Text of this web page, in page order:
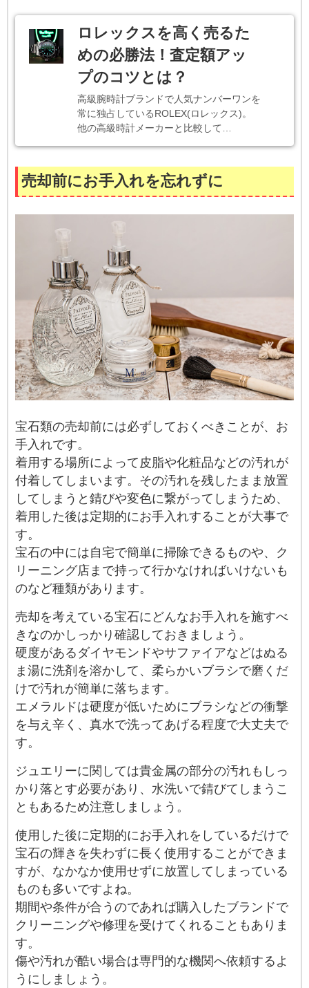
ロレックスを高く売るた
めの必勝法！査定額アッ
プのコツとは？
高級腕時計ブランドで人気ナンバーワンを
常に独占しているROLEX(ロレックス)。
他の高級時計メーカーと比較して…
売却前にお手入れを忘れずに
宝石類の売却前には必ずしておくべきことが、お
手入れです。
着用する場所によって皮脂や化粧品などの汚れが
付着してしまいます。その汚れを残したまま放置
してしまうと錆びや変色に繋がってしまうため、
着用した後は定期的にお手入れすることが大事で
す。
宝石の中には自宅で簡単に掃除できるものや、ク
リーニング店まで持って行かなければいけないも
のなど種類があります。
売却を考えている宝石にどんなお手入れを施すべ
きなのかしっかり確認しておきましょう。
硬度があるダイヤモンドやサファイアなどはぬる
ま湯に洗剤を溶かして、柔らかいブラシで磨くだ
けで汚れが簡単に落ちます。
エメラルドは硬度が低いためにブラシなどの衝撃
を与え辛く、真水で洗ってあげる程度で大丈夫で
す。
ジュエリーに関しては貴金属の部分の汚れもしっ
かり落とす必要があり、水洗いで錆びてしまうこ
ともあるため注意しましょう。
使用した後に定期的にお手入れをしているだけで
宝石の輝きを失わずに長く使用することができま
すが、なかなか使用せずに放置してしまっている
ものも多いですよね。
期間や条件が合うのであれば購入したブランドで
クリーニングや修理を受けてくれることもありま
す。
傷や汚れが酷い場合は専門的な機関へ依頼するよ
うにしましょう。